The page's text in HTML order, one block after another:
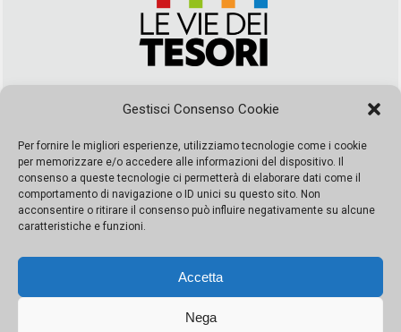
Gestisci Consenso Cookie
Per fornire le migliori esperienze, utilizziamo tecnologie come i cookie
per memorizzare e/o accedere alle informazioni del dispositivo. Il
consenso a queste tecnologie ci permetterà di elaborare dati come il
comportamento di navigazione o ID unici su questo sito. Non
acconsentire o ritirare il consenso può influire negativamente su alcune
caratteristiche e funzioni.
Accetta
Nega
segreteria@leviedeitesori.it
Direttore ResponsabileMarcello Barbaro – Aut. del tribunale di
Palermo n. 19 del 2017 iscrizione al roc numero 37003 Editore
Porta Felice Srl. Sede legale: Via Libertà 93 – 90143 Palermo
Società iscritta alla Camera di Commercio di Palermo Ufficio
065228208251 Capitale 10000 euro IV